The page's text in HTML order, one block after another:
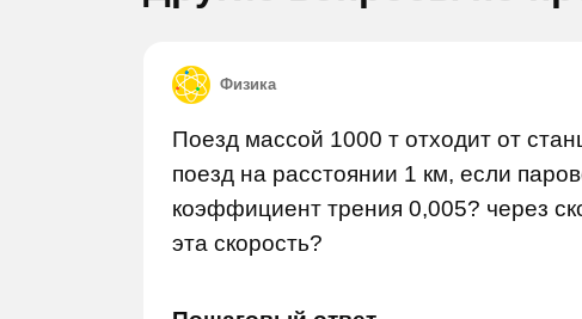
Физика
Поезд массой 1000 т отходит от
поезд на расстоянии 1 км, если
коэффициент трения 0,005? через
эта скорость?
Задай вопрос